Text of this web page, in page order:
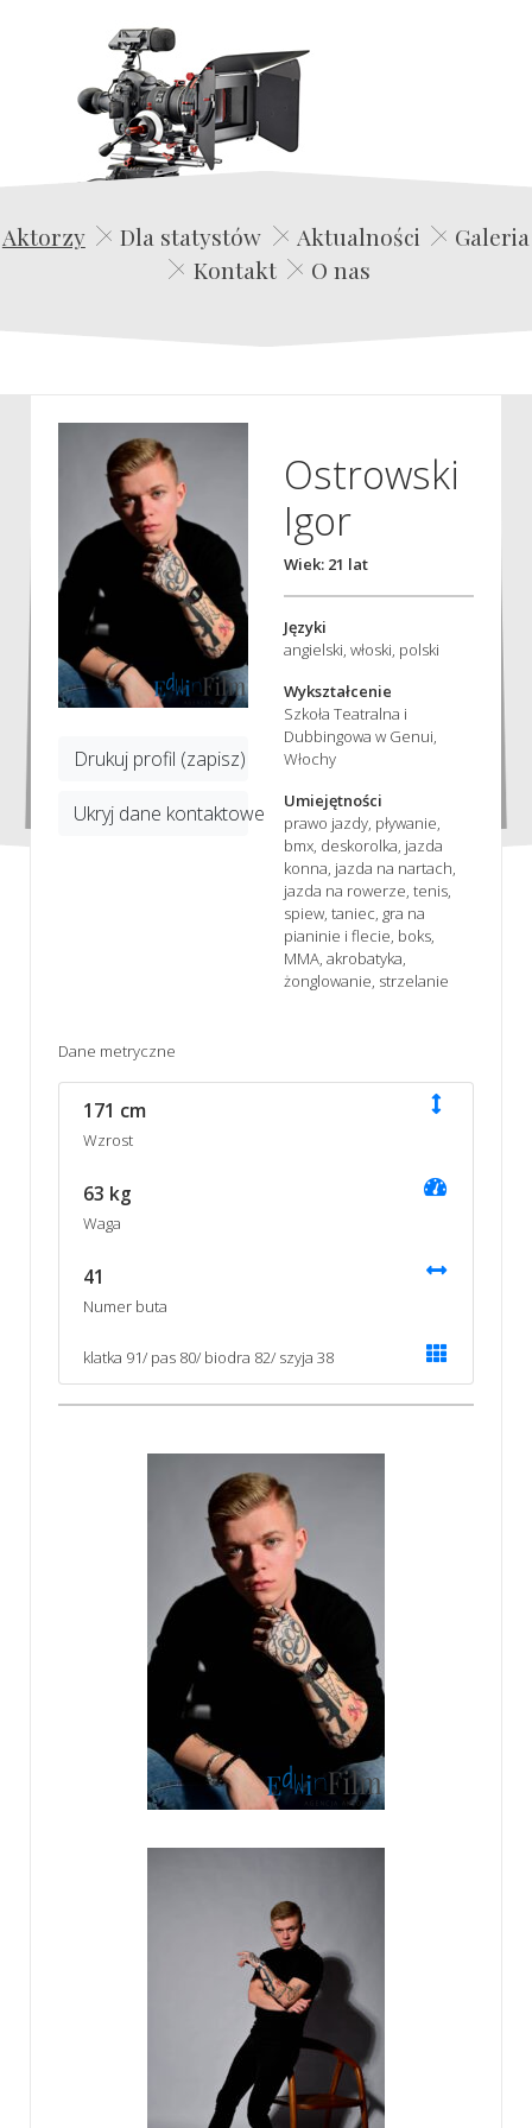
Edwin Film Agencja Aktorska
Aktorzy Dla statystów Aktualności
Galeria
Kontakt
O nas
Drukuj profil (zapisz)
Ukryj dane kontaktowe
Ostrowski
Igor
Wiek: 21 lat
Języki
angielski, włoski, polski
Wykształcenie
Szkoła Teatralna i
Dubbingowa w Genui,
Włochy
Umiejętności
prawo jazdy, pływanie,
bmx, deskorolka, jazda
konna, jazda na nartach,
jazda na rowerze, tenis,
spiew, taniec, gra na
pianinie i flecie, boks,
MMA, akrobatyka,
żonglowanie, strzelanie
Dane metryczne
171 cm
Wzrost
63 kg
Waga
41
Numer buta
klatka 91/ pas 80/ biodra 82/ szyja 38